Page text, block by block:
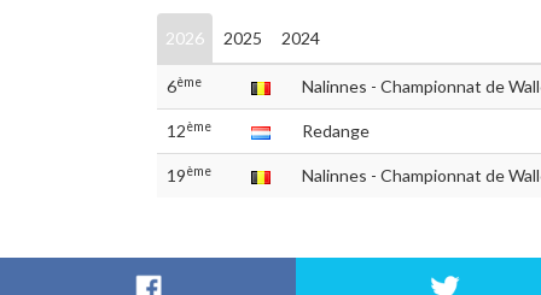
2026 2025 2024
6ème Nalinnes - Championnat de
12ème Redange
19ème Nalinnes - Championnat de